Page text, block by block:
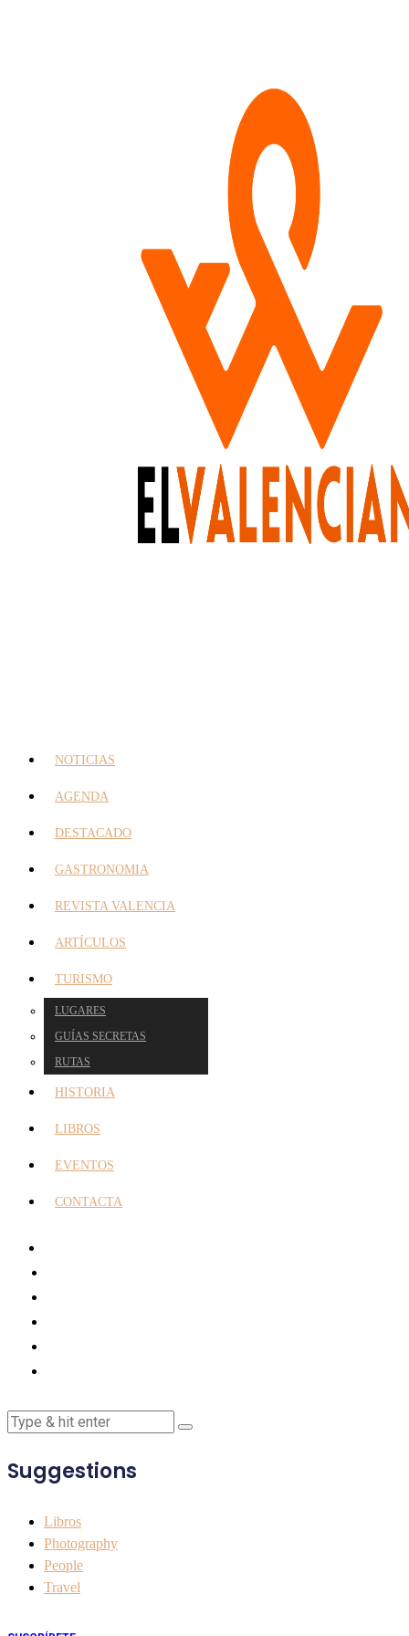
NOTICIAS
AGENDA
DESTACADO
GASTRONOMIA
REVISTA VALENCIA
ARTÍCULOS
TURISMO
LUGARES
GUÍAS SECRETAS
RUTAS
HISTORIA
LIBROS
EVENTOS
CONTACTA
Suggestions
Libros
Photography
People
Travel